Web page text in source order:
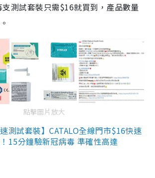
測試套裝只需$16就買到，產品數量
點擊圖片放大
測試套裝】CATALO全線門市$16快速
15分鐘驗新冠病毒 準確性高達